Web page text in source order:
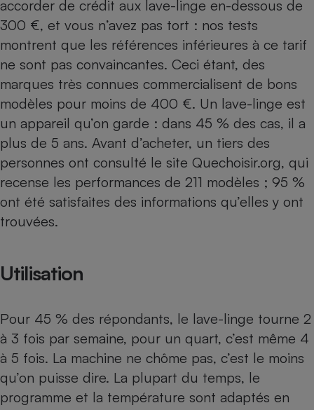
accorder de crédit aux lave-linge en-dessous de
300 €, et vous n’avez pas tort : nos tests
montrent que les références inférieures à ce tarif
ne sont pas convaincantes. Ceci étant, des
marques très connues commercialisent de bons
modèles pour moins de 400 €. Un lave-linge est
un appareil qu’on garde : dans 45 % des cas, il a
plus de 5 ans. Avant d’acheter, un tiers des
personnes ont consulté le site Quechoisir.org, qui
recense les performances de 211 modèles ; 95 %
ont été satisfaites des informations qu’elles y ont
trouvées.
Utilisation
Pour 45 % des répondants, le lave-linge tourne 2
à 3 fois par semaine, pour un quart, c’est même 4
à 5 fois. La machine ne chôme pas, c’est le moins
qu’on puisse dire. La plupart du temps, le
programme et la température sont adaptés en